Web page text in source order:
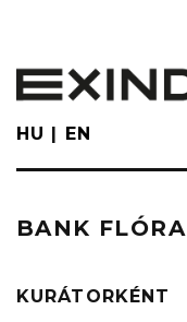
main
content
HU EN
BANK FLÓRA
KURÁTORKÉNT